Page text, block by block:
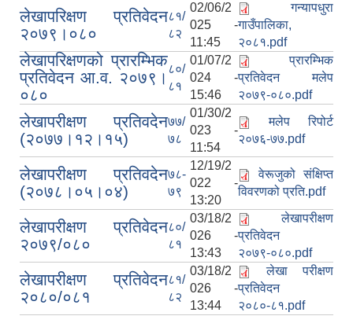
लेखापरिक्षण प्रतिवेदन
२०७९।०८०
८१/
८२
02/06/2
025 -
11:45
गन्यापधुरा
गाउँपालिका,
२०८१.pdf
लेखापरिक्षणको प्रारम्भिक
प्रतिवेदन आ.व. २०७९।
०८०
८०/
८१
01/07/2
024 -
15:46
प्रारम्भिक
प्रतिवेदन मलेप
२०७९-०८०.pdf
लेखापरीक्षण प्रतिवदेन
(२०७७।१२।१५)
७७/
७८
01/30/2
023 -
11:54
मलेप रिपोर्ट
२०७६-७७.pdf
लेखापरीक्षण प्रतिवदेन
(२०७८।०५।०४)
७८-
७९
12/19/2
022 -
13:20
वेरूजुको संक्षिप्त
विवरणको प्रति.pdf
लेखापरीक्षण प्रतिवेदन
२०७९/०८०
८०/
८१
03/18/2
026 -
13:43
लेखापरीक्षण
प्रतिवेदन
२०७९-०८०.pdf
लेखापरीक्षण प्रतिवेदन
२०८०/०८१
८१/
८२
03/18/2
026 -
13:44
लेखा परीक्षण
प्रतिवेदन
२०८०-८१.pdf